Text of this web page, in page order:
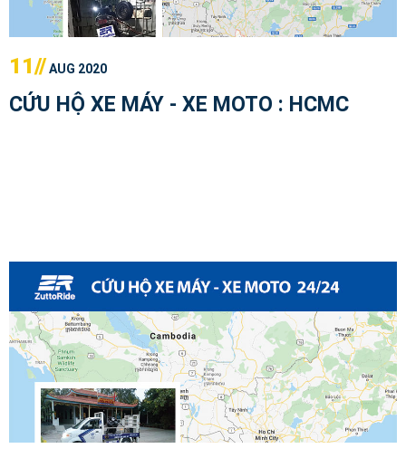
11//AUG 2020
CỨU HỘ XE MÁY - XE MOTO : HCMC